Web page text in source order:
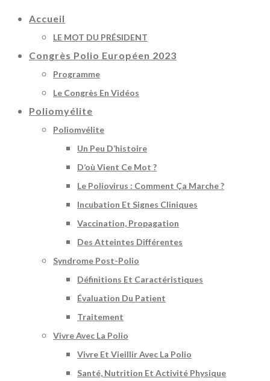
Accueil
LE MOT DU PRÉSIDENT
Congrès Polio Européen 2023
Programme
Le Congrès En Vidéos
Poliomyélite
Poliomyélite
Un Peu D’histoire
D’où Vient Ce Mot ?
Le Poliovirus : Comment Ça Marche ?
Incubation Et Signes Cliniques
Vaccination, Propagation
Des Atteintes Différentes
Syndrome Post-Polio
Définitions Et Caractéristiques
Évaluation Du Patient
Traitement
Vivre Avec La Polio
Vivre Et Vieillir Avec La Polio
Santé, Nutrition Et Activité Physique